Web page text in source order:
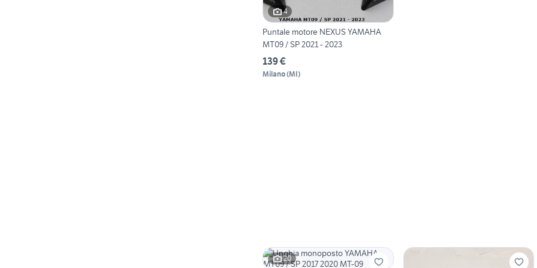
4
Puntale motore NEXUS YAMAHA
MT09 / SP 2021 - 2023
139 €
Milano(MI)
20